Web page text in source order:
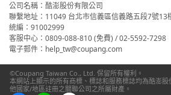
公司名稱：酷澎股份有限公司
聯繫地址：11049 台北市信義區信義路五段7號13
統編：91002999
客服中心：0809-088-810 (免費) / 02-5592-7298
電子郵件：help_tw@coupang.com
©Coupang Taiwan Co., Ltd. 保留所有權利。
本網站上顯示的所有商標、標誌和服務標誌均為酷澎
他國家/地區註冊之關聯公司之所屬財產。